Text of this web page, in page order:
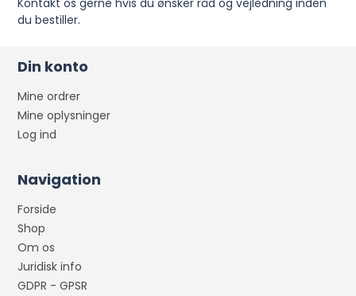
Kontakt os gerne hvis du ønsker råd og vejledning inden
du bestiller.
Din konto
Mine ordrer
Mine oplysninger
Log ind
Navigation
Forside
Shop
Om os
Juridisk info
GDPR - GPSR